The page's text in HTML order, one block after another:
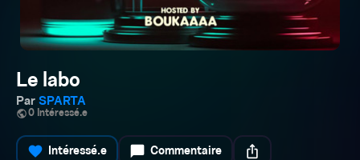
Le labo
Par SPARTA
public0 Intéressé.e
favorite Intéressé.e chat_bubble Commentaire ios_share